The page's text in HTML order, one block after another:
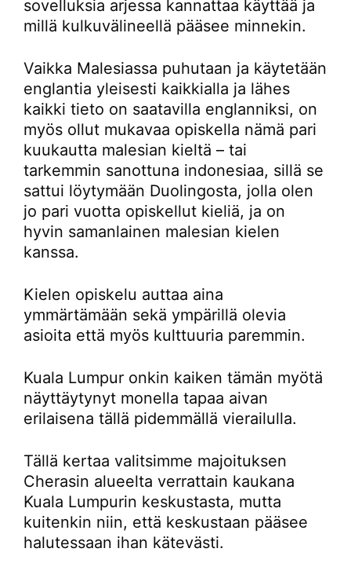
sovelluksia arjessa kannattaa käyttää ja
millä kulkuvälineellä pääsee minnekin.
Vaikka Malesiassa puhutaan ja käytetään
englantia yleisesti kaikkialla ja lähes
kaikki tieto on saatavilla englanniksi, on
myös ollut mukavaa opiskella nämä pari
kuukautta malesian kieltä – tai
tarkemmin sanottuna indonesiaa, sillä se
sattui löytymään Duolingosta, jolla olen
jo pari vuotta opiskellut kieliä, ja on
hyvin samanlainen malesian kielen
kanssa.
Kielen opiskelu auttaa aina
ymmärtämään sekä ympärillä olevia
asioita että myös kulttuuria paremmin.
Kuala Lumpur onkin kaiken tämän myötä
näyttäytynyt monella tapaa aivan
erilaisena tällä pidemmällä vierailulla.
Tällä kertaa valitsimme majoituksen
Cherasin alueelta verrattain kaukana
Kuala Lumpurin keskustasta, mutta
kuitenkin niin, että keskustaan pääsee
halutessaan ihan kätevästi.